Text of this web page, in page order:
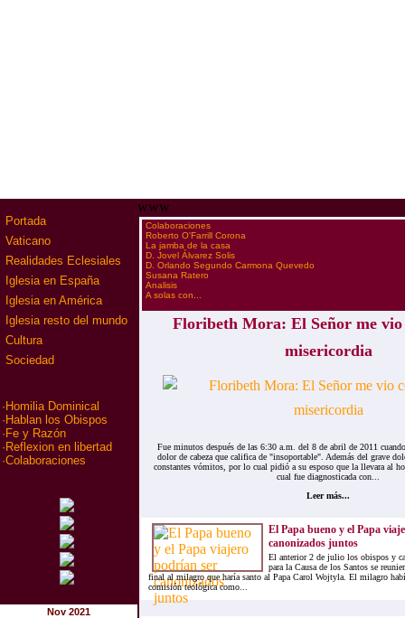
Portada
Vaticano
Realidades Eclesiales
Iglesia en España
Iglesia en América
Iglesia resto del mundo
Cultura
Sociedad
· Homilia Dominical
· Hablan los Obispos
· Fe y Razón
· Reflexion en libertad
·Colaboraciones
Nov 2021
www
·Colaboraciones
·Roberto O'Farrill Corona
·La jamba de la casa
·D. Jovel Álvarez Solis
·D. Orlando Segundo Carmona Quevedo
·Susana Ratero
·Analisis
·A solas con...
Floribeth Mora: El Señor me
misericordia
Fue minutos después de las 6:30 a.m. del 8 de abril de 2011
dolor de cabeza que califica de "insoportable". Además del grave
constantes vómitos, por lo cual pidió a su esposo que la llevara al
cual fue diagnosticada con...
Leer más...
El Papa bueno y el Papa
canonizados juntos
El anterior 2 de julio los obispos y
para la Causa de los Santos se
final al milagro que haría santo al Papa Carol Wojtyla. El milagro
comisión teológica como...